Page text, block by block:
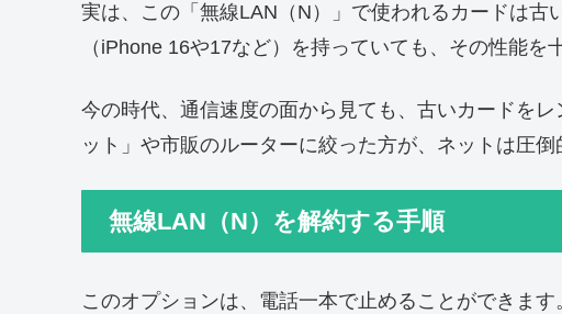
実は、この「無線LAN（N）」で使われるカードは古
（iPhone 16や17など）を持っていても、その性能を
今の時代、通信速度の面から見ても、古いカードを
ット」や市販のルーターに絞った方が、ネットは圧倒
無線LAN（N）を解約する手順
このオプションは、電話一本で止めることができます